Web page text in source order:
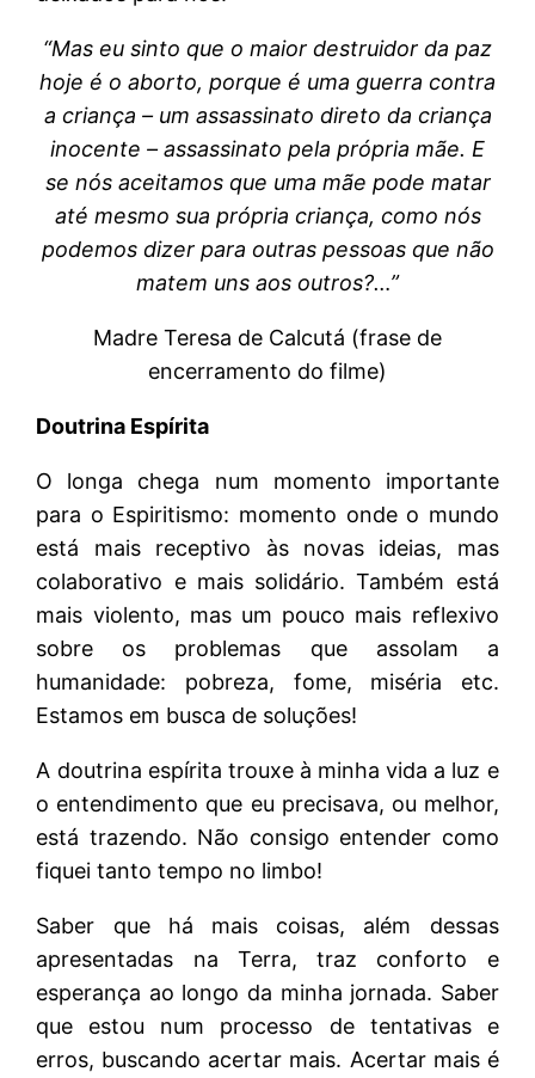
“Mas eu sinto que o maior destruidor da paz
hoje é o aborto, porque é uma guerra contra
a criança – um assassinato direto da criança
inocente – assassinato pela própria mãe. E
se nós aceitamos que uma mãe pode matar
até mesmo sua própria criança, como nós
podemos dizer para outras pessoas que não
matem uns aos outros?…”
Madre Teresa de Calcutá (frase de
encerramento do filme)
Doutrina Espírita
O longa chega num momento importante
para o Espiritismo: momento onde o mundo
está mais receptivo às novas ideias, mas
colaborativo e mais solidário. Também está
mais violento, mas um pouco mais reflexivo
sobre os problemas que assolam a
humanidade: pobreza, fome, miséria etc.
Estamos em busca de soluções!
A doutrina espírita trouxe à minha vida a luz e
o entendimento que eu precisava, ou melhor,
está trazendo. Não consigo entender como
fiquei tanto tempo no limbo!
Saber que há mais coisas, além dessas
apresentadas na Terra, traz conforto e
esperança ao longo da minha jornada. Saber
que estou num processo de tentativas e
erros, buscando acertar mais. Acertar mais é